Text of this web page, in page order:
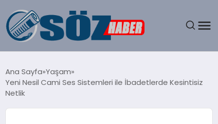
SPOR
Ana Sayfa Yaşam
Yeni Nesil Cami Ses Sistemleri ile İbadetlerde Kesintisiz
Netlik